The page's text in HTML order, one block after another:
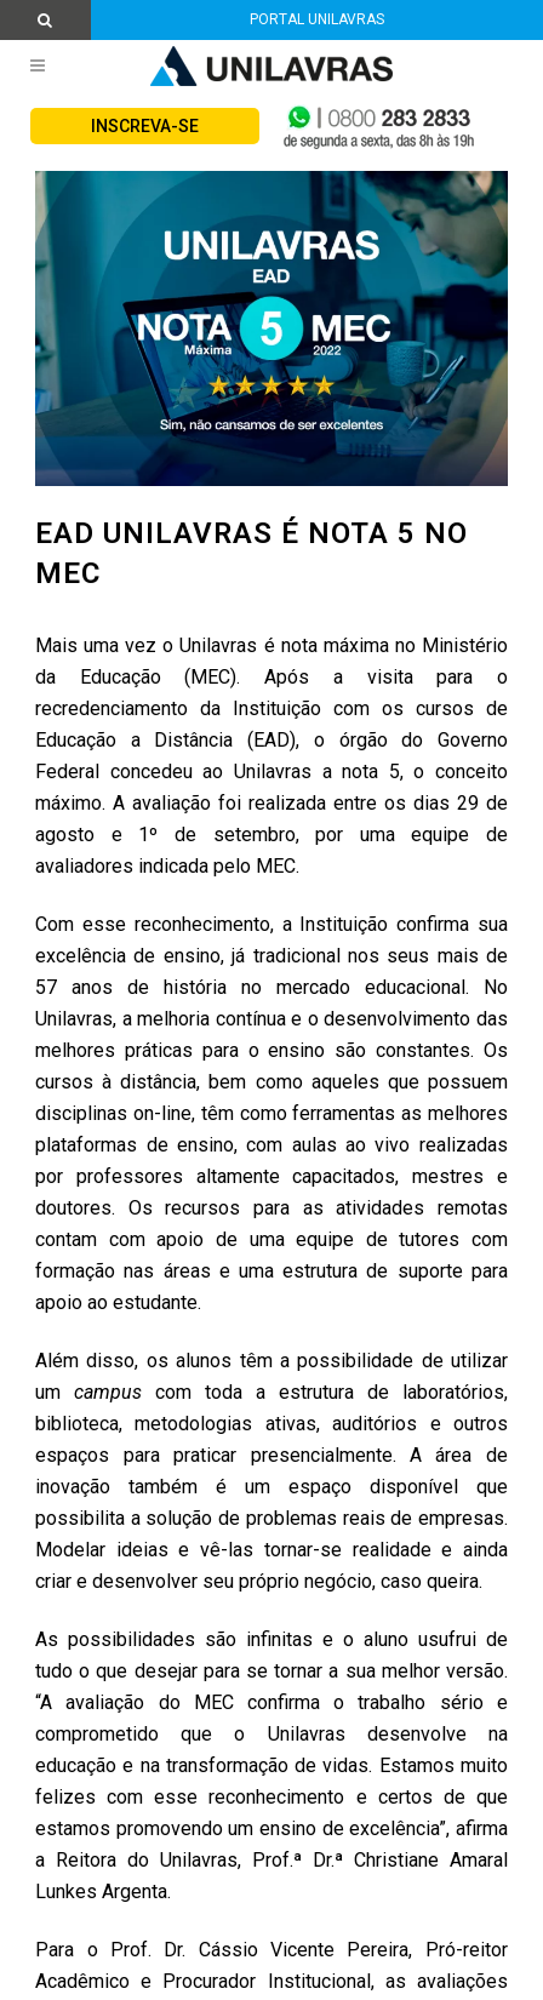
PORTAL UNILAVRAS
INSCREVA-SE
EAD UNILAVRAS É NOTA 5 NO
MEC
Mais uma vez o Unilavras é nota máxima no Ministério
da Educação (MEC). Após a visita para o
recredenciamento da Instituição com os cursos de
Educação a Distância (EAD), o órgão do Governo
Federal concedeu ao Unilavras a nota 5, o conceito
máximo. A avaliação foi realizada entre os dias 29 de
agosto e 1º de setembro, por uma equipe de
avaliadores indicada pelo MEC.
Com esse reconhecimento, a Instituição confirma sua
excelência de ensino, já tradicional nos seus mais de
57 anos de história no mercado educacional. No
Unilavras, a melhoria contínua e o desenvolvimento das
melhores práticas para o ensino são constantes. Os
cursos à distância, bem como aqueles que possuem
disciplinas on-line, têm como ferramentas as melhores
plataformas de ensino, com aulas ao vivo realizadas
por professores altamente capacitados, mestres e
doutores. Os recursos para as atividades remotas
contam com apoio de uma equipe de tutores com
formação nas áreas e uma estrutura de suporte para
apoio ao estudante.
Além disso, os alunos têm a possibilidade de utilizar
umcampuscom toda a estrutura de laboratórios,
biblioteca, metodologias ativas, auditórios e outros
espaços para praticar presencialmente. A área de
inovação também é um espaço disponível que
possibilita a solução de problemas reais de empresas.
Modelar ideias e vê-las tornar-se realidade e ainda
criar e desenvolver seu próprio negócio, caso queira.
As possibilidades são infinitas e o aluno usufrui de
tudo o que desejar para se tornar a sua melhor versão.
“A avaliação do MEC confirma o trabalho sério e
comprometido que o Unilavras desenvolve na
educação e na transformação de vidas. Estamos muito
felizes com esse reconhecimento e certos de que
estamos promovendo um ensino de excelência”, afirma
a Reitora do Unilavras, Prof.ª Dr.ª Christiane Amaral
Lunkes Argenta.
Para o Prof. Dr. Cássio Vicente Pereira, Pró-reitor
Acadêmico e Procurador Institucional, as avaliações